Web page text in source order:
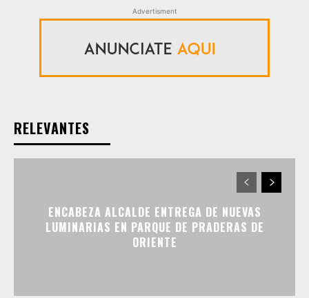
Advertisment
RELEVANTES
ENCABEZA ALCALDE ENTREGA DE NUEVAS
LUMINARIAS EN PARQUE DE PRADERAS DE
ORIENTE